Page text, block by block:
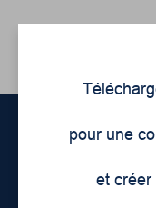
pour une
et créer